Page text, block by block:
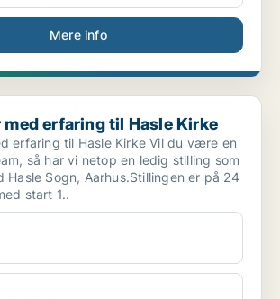
Mere info
til Hasle Kirke
erfaring til Hasle Kirke
erfaring til Hasle Kirke Vil du være en
så har vi netop en ledig stilling som
Hasle Sogn, Aarhus.Stillingen er på 24
start 1..